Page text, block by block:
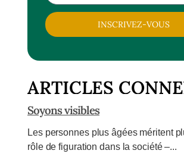
INSCRIVEZ-VOUS
ARTICLES
Soyons visibles
Les personnes plus âgées méritent
rôle de figuration dans la société –...